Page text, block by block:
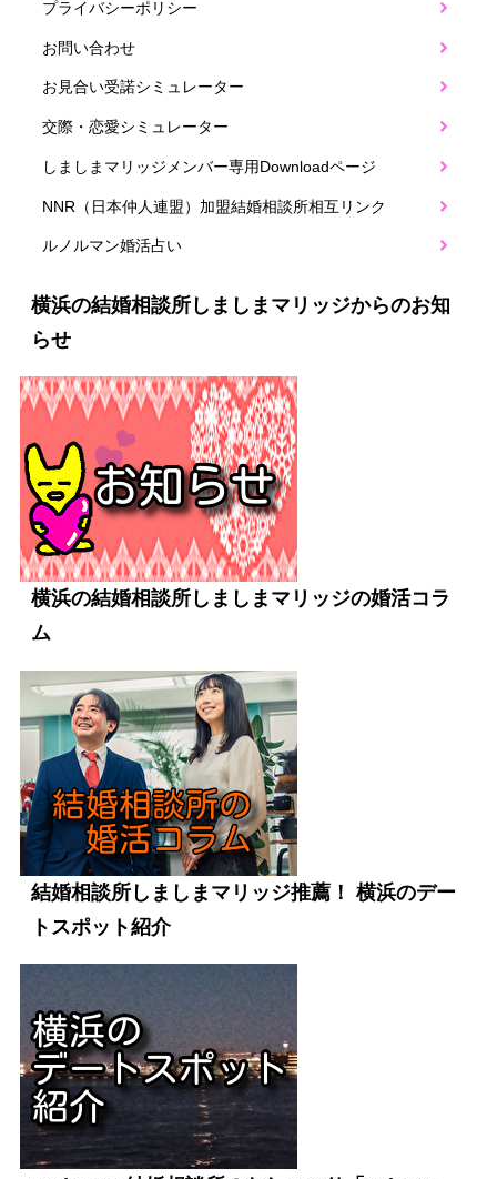
プライバシーポリシー
お問い合わせ
お見合い受諾シミュレーター
交際・恋愛シミュレーター
しましまマリッジメンバー専用Downloadページ
NNR（日本仲人連盟）加盟結婚相談所相互リンク
ルノルマン婚活占い
横浜の結婚相談所しましまマリッジからのお知
らせ
横浜の結婚相談所しましまマリッジの婚活コラ
ム
結婚相談所しましまマリッジ推薦！ 横浜のデー
トスポット紹介